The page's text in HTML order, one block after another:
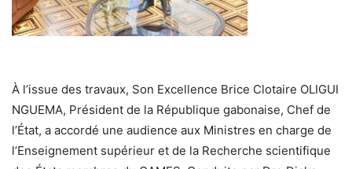
À l’issue des travaux, Son Excellence Brice Clotaire OLIGUI
NGUEMA, Président de la République gabonaise, Chef de
l’État, a accordé une audience aux Ministres en charge de
l’Enseignement supérieur et de la Recherche scientifique